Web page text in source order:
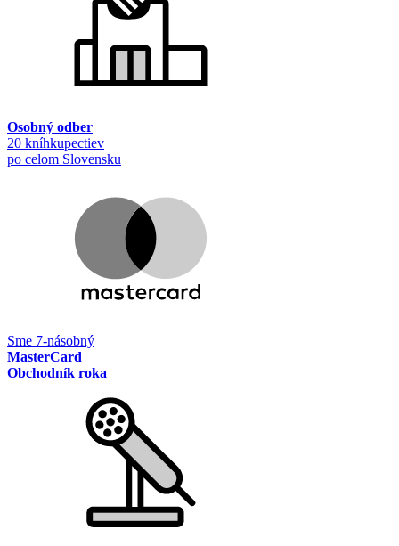
Osobný odber
20 kníhkupectiev
po celom Slovensku
Sme 7-násobný
MasterCard
Obchodník roka